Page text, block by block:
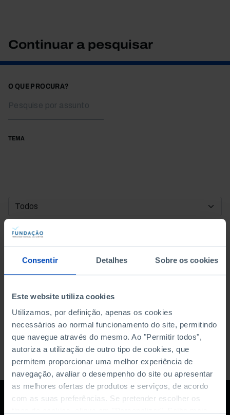
Consentir Detalhes Sobre os cookies
Este website utiliza cookies
Utilizamos, por definição, apenas os cookies
necessários ao normal funcionamento do site, permitindo
que navegue através do mesmo. Ao "Permitir todos",
autoriza a utilização de outro tipo de cookies, que
permitem proporcionar uma melhor experiência de
navegação, avaliar o desempenho do site ou apresentar
as melhores ofertas de produtos e serviços, de acordo
com as suas preferências. Se pretender escolher os
Continuar a pesquisar
O QUE PROCURA?
TEMA
DATA DE INÍCIO
DATA DE FIM